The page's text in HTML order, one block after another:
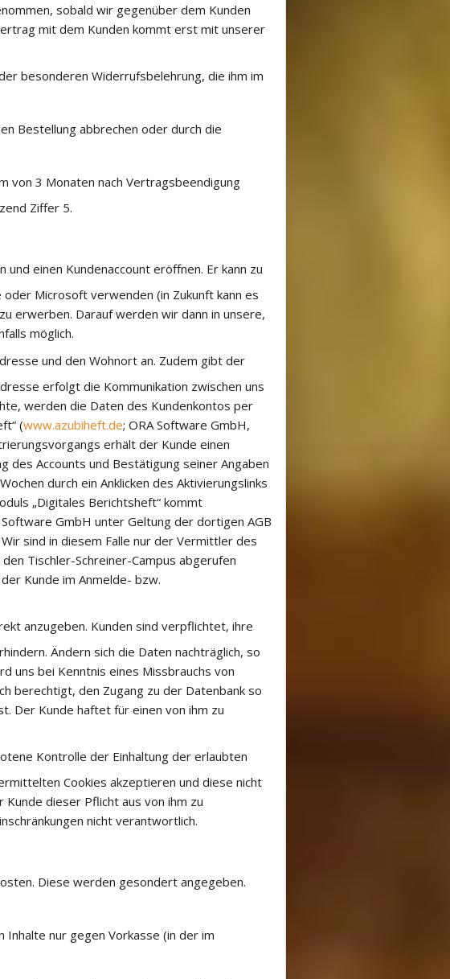
sobald wir gegenüber dem Kunden
mit dem Kunden kommt erst mit unserer
besonderen Widerrufsbelehrung, die ihm im
Bestellung abbrechen oder durch die
von 3 Monaten nach Vertragsbeendigung
Ziffer 5.
einen Kundenaccount eröffnen. Er kann zu
Microsoft verwenden (in Zukunft kann es
erwerben. Darauf werden wir dann in unsere,
möglich.
und den Wohnort an. Zudem gibt der
erfolgt die Kommunikation zwischen uns
werden die Daten des Kundenkontos per
(www.azubiheft.de; ORA Software GmbH,
erhält der Kunde einen
des Accounts und Bestätigung seiner Angaben
durch ein Anklicken des Aktivierungslinks
„Digitales Berichtsheft“ kommt
GmbH unter Geltung der dortigen AGB
sind in diesem Falle nur der Vermittler des
Tischler-Schreiner-Campus abgerufen
Kunde im Anmelde- bzw.
anzugeben. Kunden sind verpflichtet, ihre
Ändern sich die Daten nachträglich, so
uns bei Kenntnis eines Missbrauchs von
berechtigt, den Zugang zu der Datenbank so
Der Kunde haftet für einen von ihm zu
Kontrolle der Einhaltung der erlaubten
Cookies akzeptieren und diese nicht
dieser Pflicht aus von ihm zu
nicht verantwortlich.
Diese werden gesondert angegeben.
nur gegen Vorkasse (in der im